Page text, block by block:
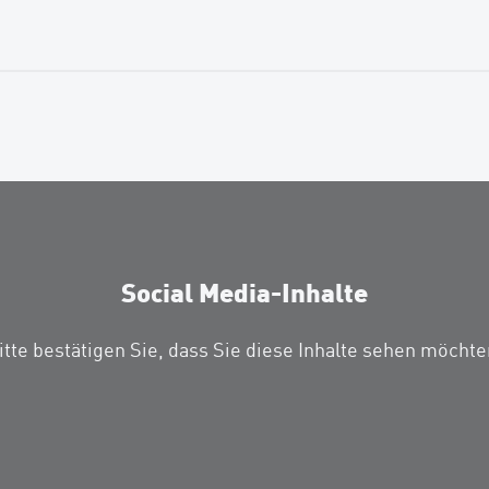
Social Media-Inhalte
bestätigen Sie, dass Sie diese Inhalte sehen